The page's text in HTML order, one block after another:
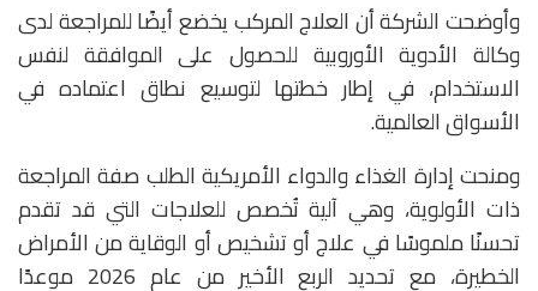
وأوضحت الشركة أن العلاج المركب يخضع أيضًا للمراجعة لدى
وكالة الأدوية الأوروبية للحصول على الموافقة لنفس
الاستخدام، في إطار خطتها لتوسيع نطاق اعتماده في
الأسواق العالمية.
ومنحت إدارة الغذاء والدواء الأمريكية الطلب صفة المراجعة
ذات الأولوية، وهي آلية تُخصص للعلاجات التي قد تقدم
تحسنًا ملموسًا في علاج أو تشخيص أو الوقاية من الأمراض
الخطيرة، مع تحديد الربع الأخير من عام 2026 موعدًا